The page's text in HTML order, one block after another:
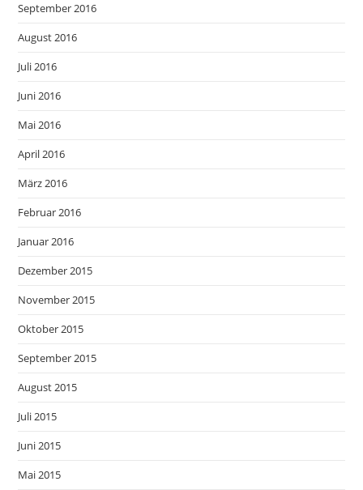
September 2016
August 2016
Juli 2016
Juni 2016
Mai 2016
April 2016
März 2016
Februar 2016
Januar 2016
Dezember 2015
November 2015
Oktober 2015
September 2015
August 2015
Juli 2015
Juni 2015
Mai 2015